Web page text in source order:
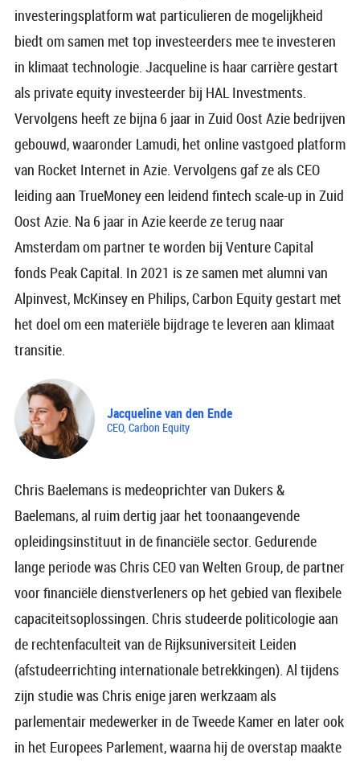
investeringsplatform wat particulieren de mogelijkheid
biedt om samen met top investeerders mee te investeren
in klimaat technologie. Jacqueline is haar carrière gestart
als private equity investeerder bij HAL Investments.
Vervolgens heeft ze bijna 6 jaar in Zuid Oost Azie bedrijven
gebouwd, waaronder Lamudi, het online vastgoed platform
van Rocket Internet in Azie. Vervolgens gaf ze als CEO
leiding aan TrueMoney een leidend fintech scale-up in Zuid
Oost Azie. Na 6 jaar in Azie keerde ze terug naar
Amsterdam om partner te worden bij Venture Capital
fonds Peak Capital. In 2021 is ze samen met alumni van
Alpinvest, McKinsey en Philips, Carbon Equity gestart met
het doel om een materiële bijdrage te leveren aan klimaat
transitie.
Jacqueline van den Ende
CEO, Carbon Equity
Chris Baelemans is medeoprichter van Dukers &
Baelemans, al ruim dertig jaar het toonaangevende
opleidingsinstituut in de financiële sector. Gedurende
lange periode was Chris CEO van Welten Group, de partner
voor financiële dienstverleners op het gebied van flexibele
capaciteitsoplossingen. Chris studeerde politicologie aan
de rechtenfaculteit van de Rijksuniversiteit Leiden
(afstudeerrichting internationale betrekkingen). Al tijdens
zijn studie was Chris enige jaren werkzaam als
parlementair medewerker in de Tweede Kamer en later ook
in het Europees Parlement, waarna hij de overstap maakte